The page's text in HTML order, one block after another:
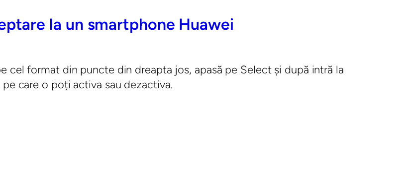
la un smartphone Huawei
cel format din puncte din dreapta jos, apasă pe Select și după intră la
care o poți activa sau dezactiva.